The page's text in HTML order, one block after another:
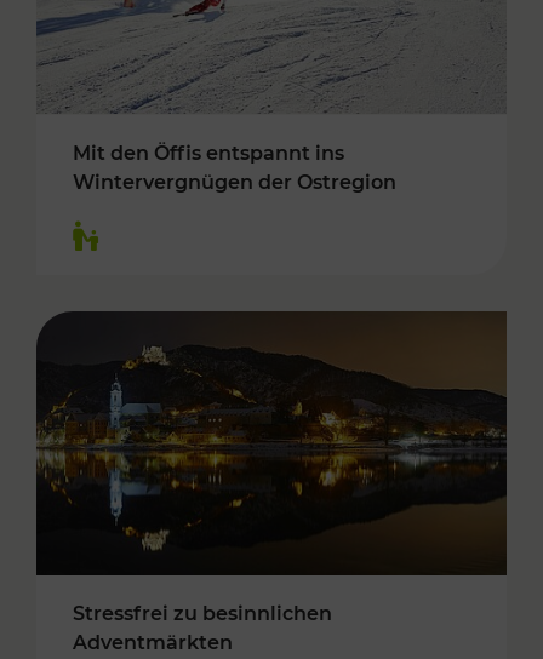
Mit den Öffis entspannt ins
Wintervergnügen der Ostregion
Stressfrei zu besinnlichen
Adventmärkten